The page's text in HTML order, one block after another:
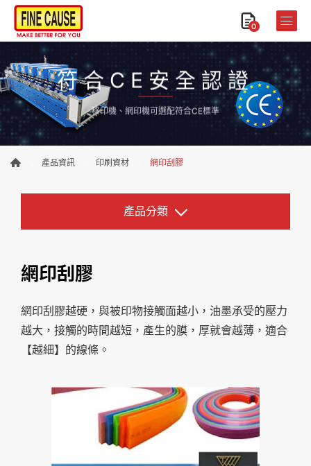
0
符合CE安全認證
移印機、網印機可選配符合CE標準
產品資訊 印刷資材 網印刮膠
產品分類
網印刮膠
網印刮膠越硬，與被印物接觸面越小，油墨承受的壓力
越大，接觸的時間越短，產生的膜，厚就會越薄，適合
【越細】的線條。